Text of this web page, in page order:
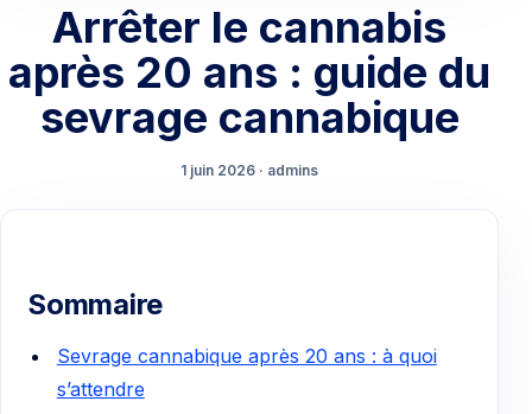
Arrêter le cannabis
après 20 ans : guide du
sevrage cannabique
1 juin 2026 · admins
Sommaire
Sevrage cannabique après 20 ans : à quoi
s’attendre